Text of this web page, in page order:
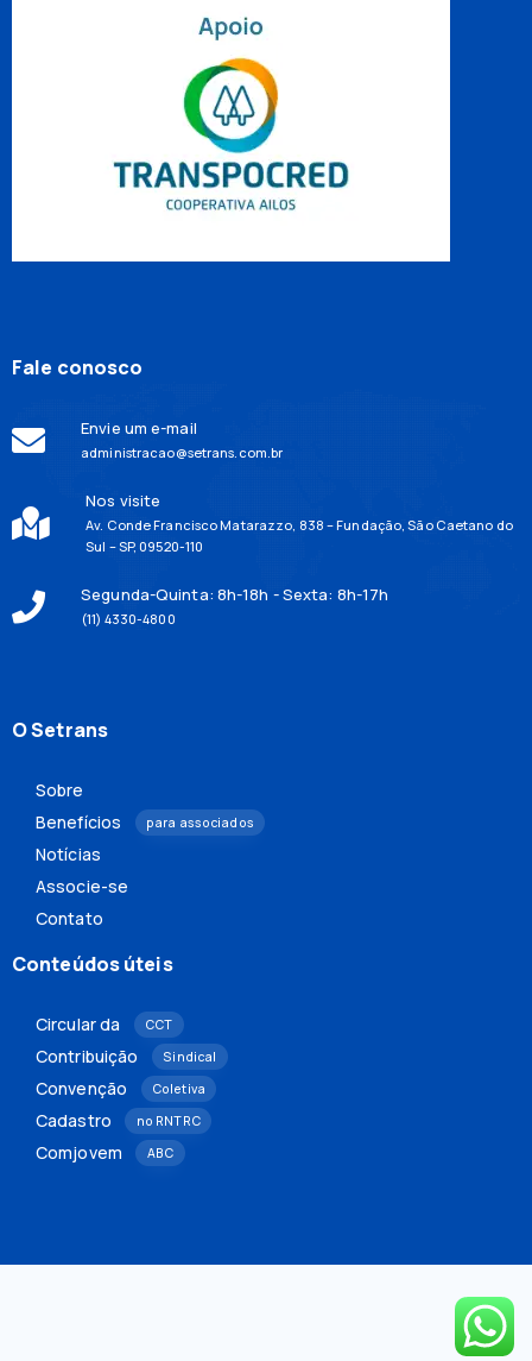
Fale conosco
Envie um e-mail
administracao@setrans.com.br
Nos visite
Av. Conde Francisco Matarazzo, 838 – Fundação, São Caetano do
Sul – SP, 09520-110
Segunda-Quinta: 8h-18h - Sexta: 8h-17h
(11) 4330-4800
O Setrans
Sobre
Benefícios
para associados
Notícias
Associe-se
Contato
Conteúdos úteis
Circular da CCT
Contribuição Sindical
Convenção Coletiva
Cadastro no RNTRC
Comjovem ABC